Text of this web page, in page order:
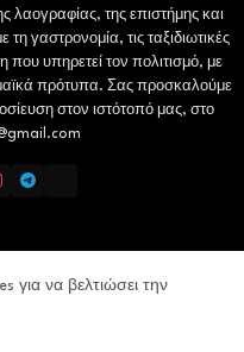
λαογραφίας, της επιστήμης και
τη γαστρονομία, τις ταξιδιωτικές
που υπηρετεί τον πολιτισμό, με
πρότυπα. Σας προσκαλούμε
στον ιστότοπό μας, στο
Πολιτική Απορρήτου
για να βελτιώσει την